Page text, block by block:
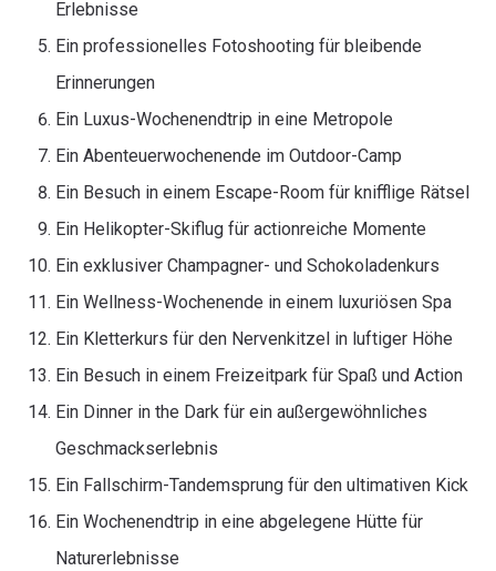
Erlebnisse
Ein professionelles Fotoshooting für bleibende
Erinnerungen
Ein Luxus-Wochenendtrip in eine Metropole
Ein Abenteuerwochenende im Outdoor-Camp
Ein Besuch in einem Escape-Room für knifflige Rätsel
Ein Helikopter-Skiflug für actionreiche Momente
Ein exklusiver Champagner- und Schokoladenkurs
Ein Wellness-Wochenende in einem luxuriösen Spa
Ein Kletterkurs für den Nervenkitzel in luftiger Höhe
Ein Besuch in einem Freizeitpark für Spaß und Action
Ein Dinner in the Dark für ein außergewöhnliches
Geschmackserlebnis
Ein Fallschirm-Tandemsprung für den ultimativen Kick
Ein Wochenendtrip in eine abgelegene Hütte für
Naturerlebnisse